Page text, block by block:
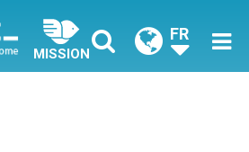
MISSION
FR